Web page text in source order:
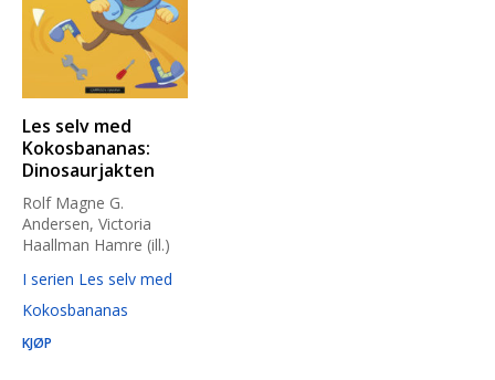
Les selv med
Kokosbananas:
Dinosaurjakten
Rolf Magne G.
Andersen, Victoria
Haallman Hamre (ill.)
I serien Les selv med
Kokosbananas
KJØP